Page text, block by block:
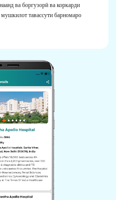
ва боргузорӣ ва коркарди
тавассути барномаро